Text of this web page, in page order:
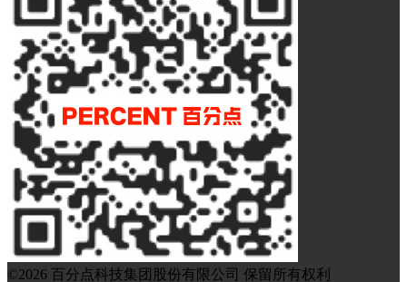
©2026 百分点科技集团股份有限公司 保留所有权利